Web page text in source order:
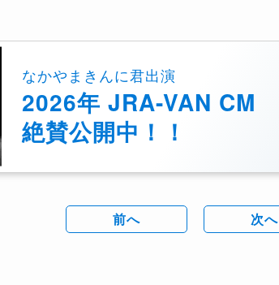
なかやまきんに君出演
2026年 JRA-VAN CM
絶賛公開中！！
前へ 次へ